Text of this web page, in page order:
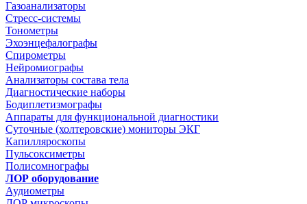
Газоанализаторы
Стресс-системы
Тонометры
Эхоэнцефалографы
Спирометры
Нейромиографы
Анализаторы состава тела
Диагностические наборы
Бодиплетизмографы
Аппараты для функциональной диагностики
Суточные (холтеровские) мониторы ЭКГ
Капилляроскопы
Пульсоксиметры
Полисомнографы
ЛОР оборудование
Аудиометры